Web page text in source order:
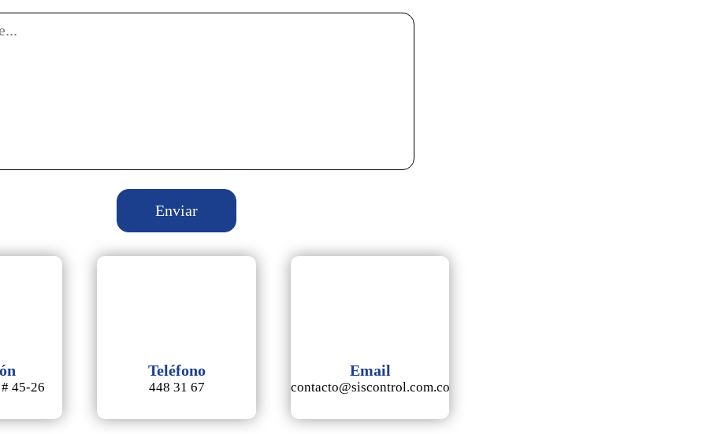
45-26
Teléfono
448 31 67
Email
contacto@siscontrol.com.co